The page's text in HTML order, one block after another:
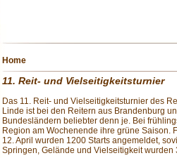
Home
11. Reit- und Vielseitigkeitsturnier
Das 11. Reit- und Vielseitigkeitsturnier des
Linde ist bei den Reitern aus Brandenburg
Bundesländern beliebter denn je. Bei
Region am Wochenende ihre grüne Saison.
12. April wurden 1200 Starts angemeldet,
Springen, Gelände und Vielseitigkeit wurden